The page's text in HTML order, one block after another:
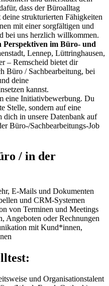
dass der Büroalltag
strukturierten Fähigkeiten
mit einer sorgfältigen und
bei uns herzlich willkommen.
Perspektiven im Büro- und
Lennep, Lüttringhausen,
– Remscheid bietet dir
Büro / Sachbearbeitung, bei
deine
kannst.
eine Initiativbewerbung. Du
Stelle, sondern auf eine
dich in unsere Datenbank auf
Büro-/Sachbearbeitungs-Job
/ in der
E-Mails und Dokumenten
und CRM-Systemen
von Terminen und Meetings
Angeboten oder Rechnungen
mit Kund*innen,
und Organisationstalent